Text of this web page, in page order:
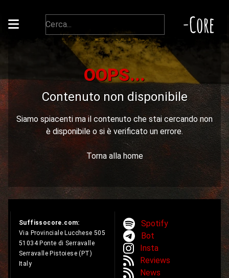
-Core
OOPS...
Contenuto non disponibile
Siamo spiacenti ma il contenuto che stai cercando non
è disponibile o si è verificato un errore.
Torna alla home
Suffissocore.com:
Via Provinciale Lucchese 505
51034 Ponte di Serravalle
Serravalle Pistoiese (PT)
Italy
Spotify
Bot
Insta
Reviews
News